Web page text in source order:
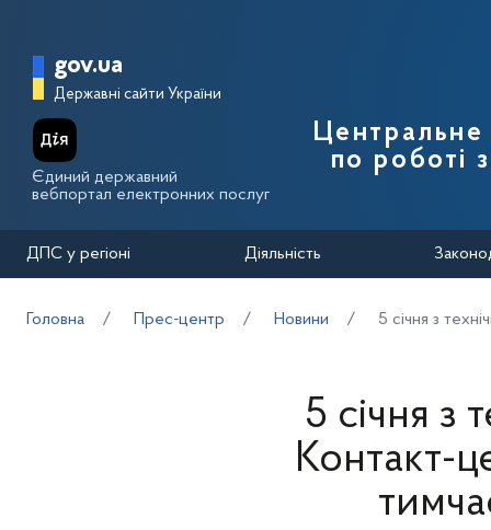
Головна сторінка Державної
gov.ua
Державні сайти України
Єдиний державний
вебпортал електронних послуг
Центральне
по роботі
ДПС у регіоні Діяльність
Головна Прес-центр Новини 5 січня з
5 січня з
Контакт-